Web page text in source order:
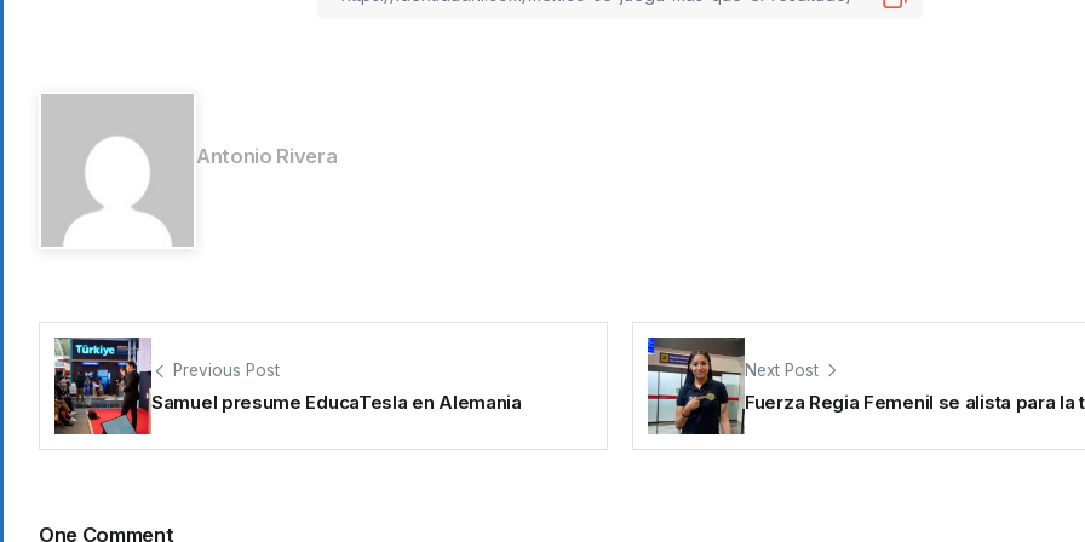
Antonio Rivera
Previous Post
Samuel presume EducaTesla en Alemania
Next Post
Fuerza Regia Femenil se alista para la
One Comment